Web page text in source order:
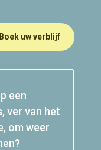
Boek uw verblijf
een
, ver van het
om weer